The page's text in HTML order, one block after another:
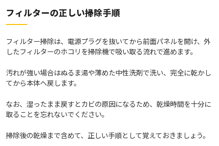
フィルターの正しい掃除手順
フィルター掃除は、電源プラグを抜いてから前面パネルを開け、外
したフィルターのホコリを掃除機で吸い取る流れで進めます。
汚れが強い場合はぬるま湯や薄めた中性洗剤で洗い、完全に乾かし
てから本体へ戻します。
なお、湿ったまま戻すとカビの原因になるため、乾燥時間を十分に
取ることを忘れないでください。
掃除後の乾燥まで含めて、正しい手順として覚えておきましょう。